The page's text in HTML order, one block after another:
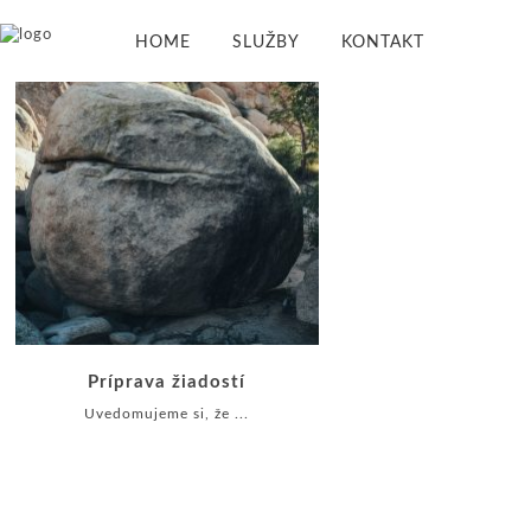
HOME SLUŽBY KONTAKT
Príprava žiadostí
Uvedomujeme si, že ...